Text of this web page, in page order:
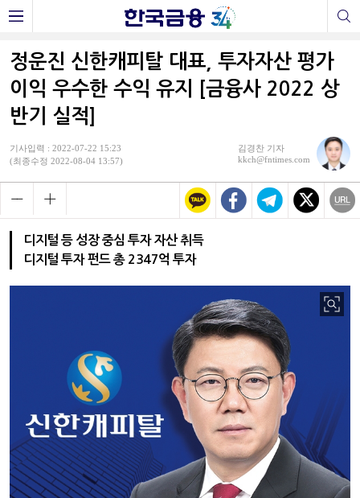
정운진 신한캐피탈 대표, 투자자산 평가
이익 우수한 수익 유지 [금융사 2022 상
반기 실적]
기사입력 : 2022-07-22 15:23
(최종수정 2022-08-04 13:57)
김경찬 기자
kkch@fntimes.com
디지털 등 성장 중심 투자 자산 취득
디지털 투자 펀드 총 2347억 투자